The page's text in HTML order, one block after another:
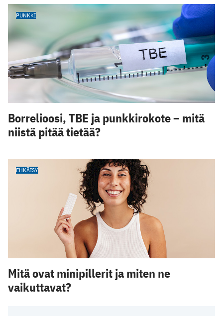
PUNKKI
Borrelioosi, TBE ja punkkirokote – mitä
niistä pitää tietää?
EHKÄISY
Mitä ovat minipillerit ja miten ne
vaikuttavat?